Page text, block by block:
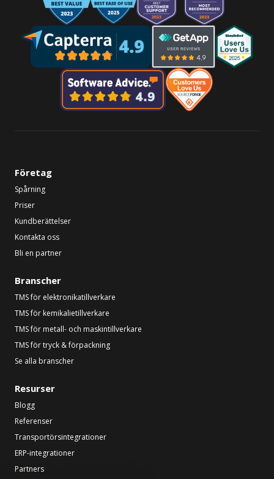
Företag
Spårning
Priser
Kundberättelser
Kontakta oss
Bli en partner
Branscher
TMS för elektronikatillverkare
TMS för kemikalietillverkare
TMS för metall- och maskintillverkare
TMS för tryck & förpackning
Se alla branscher
Resurser
Blogg
Referenser
Transportörsintegrationer
ERP-integrationer
Partners